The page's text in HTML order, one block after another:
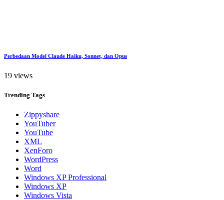
Perbedaan Model Claude Haiku, Sonnet, dan Opus
19 views
Trending Tags
Zippyshare
YouTuber
YouTube
XML
XenForo
WordPress
Word
Windows XP Professional
Windows XP
Windows Vista